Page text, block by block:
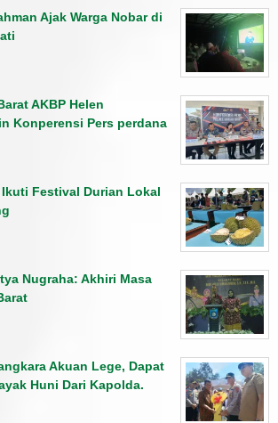
Ajak Warga Nobar di
AKBP Helen
Konperensi Pers perdana
Ikuti Festival Durian Lokal
Nugraha: Akhiri Masa
Akuan Lege, Dapat
Huni Dari Kapolda.